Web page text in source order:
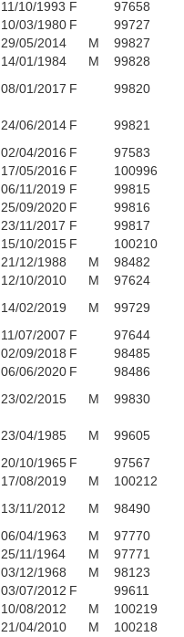
11/10/1993 F
97658
10/03/1980 F
99727
29/05/2014 M
99827
14/01/1984 M
99828
08/01/2017 F
99820
24/06/2014 F
99821
02/04/2016 F
97583
17/05/2016 F
100996
06/11/2019 F
99815
25/09/2020 F
99816
23/11/2017 F
99817
15/10/2015 F
100210
21/12/1988 M
98482
12/10/2010 M
97624
14/02/2019 M
99729
11/07/2007 F
97644
02/09/2018 F
98485
06/06/2020 F
98486
23/02/2015 M
99830
23/04/1985 M
99605
20/10/1965 F
97567
17/08/2019 M
100212
13/11/2012 M
98490
06/04/1963 M
97770
25/11/1964 M
97771
03/12/1968 M
98123
03/07/2012 F
99611
10/08/2012 M
100219
21/04/2010 M
100218